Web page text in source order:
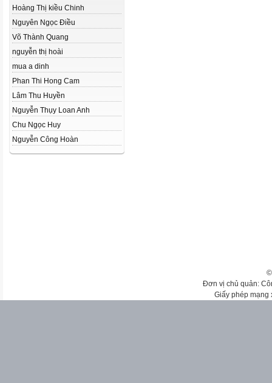
Hoàng Thị kiều Chinh
Nguyên Ngọc Điều
Võ Thành Quang
nguyễn thị hoài
mua a dinh
Phan Thi Hong Cam
Lâm Thu Huyền
Nguyễn Thụy Loan Anh
Chu Ngọc Huy
Nguyễn Công Hoàn
Đơn vị chủ quản:
Giấy phép mạng